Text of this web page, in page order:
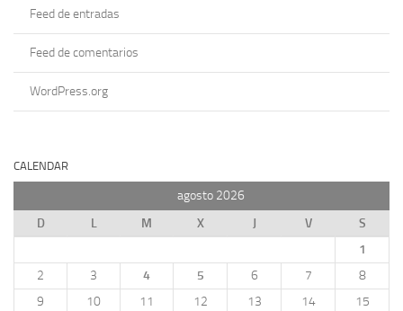
Feed de entradas
Feed de comentarios
WordPress.org
CALENDAR
agosto 2026
D
L M X J V
S
1
2
3 4 5 6 7
8
9
10 11 12 13 14
15